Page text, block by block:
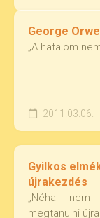
George
„A hatalom
2011.03.06.
Gyilkos
újrakezdés
„Néha
megtanulni